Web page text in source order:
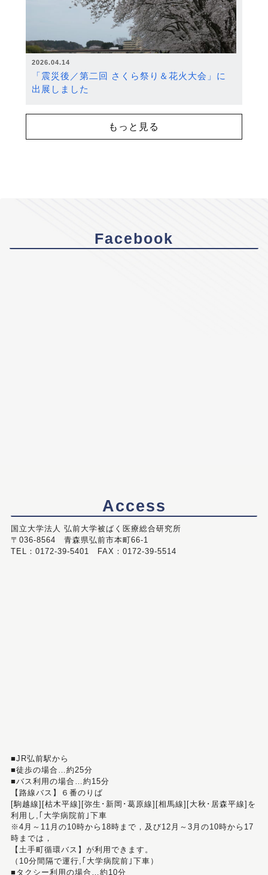
2026.04.14
「震災後／第二回 さくら祭り＆花火大会」に
出展しました
もっと見る
Facebook
Access
国立大学法人 弘前大学被ばく医療総合研究所
〒036-8564 青森県弘前市本町66-1
TEL：0172-39-5401 FAX：0172-39-5514
■JR弘前駅から
■徒歩の場合…約25分
■バス利用の場合…約15分
【路線バス】６番のりば
[駒越線][枯木平線][弥生･新岡･葛原線][相馬線][大秋･居森平線]を
利用し,｢大学病院前｣下車
※4月～11月の10時から18時まで，及び12月～3月の10時から17
時までは，
【土手町循環バス】が利用できます。
（10分間隔で運行,｢大学病院前｣下車）
■タクシー利用の場合…約10分